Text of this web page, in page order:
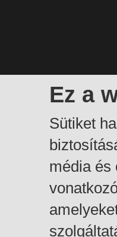
Ez a
Sütiket
média és